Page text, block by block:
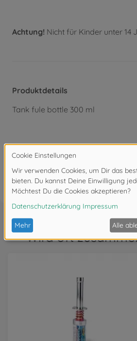
Achtung! Nicht für Kinder unter 14
Produktdetails
Tank fule bottle 300 ml
Bewertungen
FAQ
Wird oft